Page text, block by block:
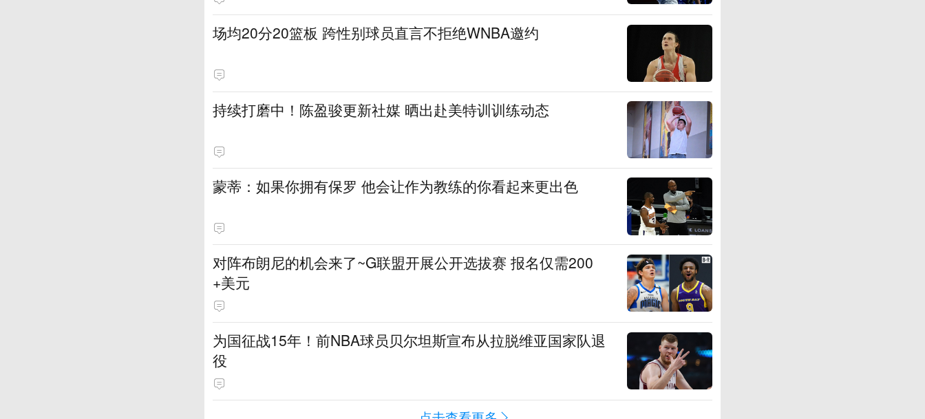
场均20分20篮板 跨性别球员直言不拒绝WNBA邀约
持续打磨中！陈盈骏更新社媒 晒出赴美特训训练动态
蒙蒂：如果你拥有保罗 他会让作为教练的你看起来更出色
对阵布朗尼的机会来了~G联盟开展公开选拔赛 报名仅需200
+美元
为国征战15年！前NBA球员贝尔坦斯宣布从拉脱维亚国家队退
役